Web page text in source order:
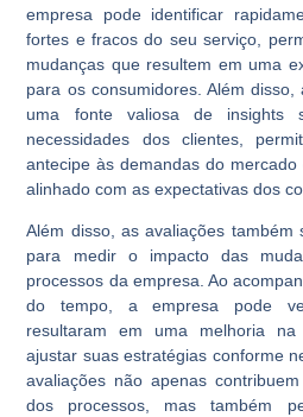
empresa pode identificar
fortes e fracos do seu serviço,
mudanças que resultem em uma
para os consumidores. Além
uma fonte valiosa de insights
necessidades dos clientes,
antecipe às demandas do
alinhado com as expectativas dos
Além disso, as avaliações também
para medir o impacto das
processos da empresa. Ao
do tempo, a empresa pode
resultaram em uma melhoria
ajustar suas estratégias conforme
avaliações não apenas
dos processos, mas também